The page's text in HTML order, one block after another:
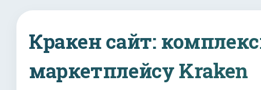
Кракен сайт:
маркетплейсу Kraken